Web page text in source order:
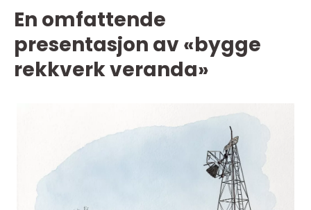
En omfattende
presentasjon av «bygge
rekkverk veranda»